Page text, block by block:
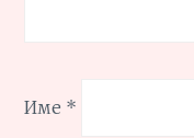
Име *